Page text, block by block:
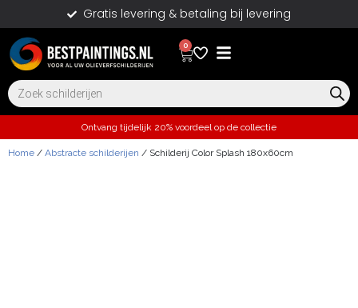
Gratis levering & betaling bij levering
0
Ontvang tijdelijk 20% voordeel op de collectie
Home / Abstracte schilderijen / Schilderij Color Splash 180x60cm